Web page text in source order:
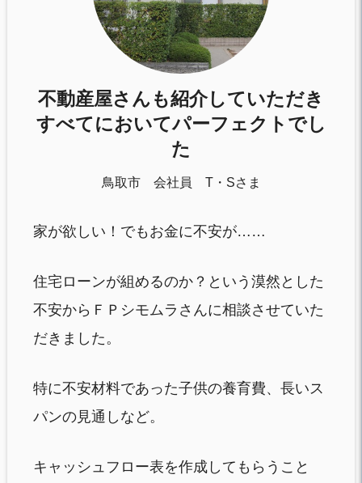
不動産屋さんも紹介していただき
すべてにおいてパーフェクトでし
た
鳥取市 会社員 T・Sさま
家が欲しい！でもお金に不安が……
住宅ローンが組めるのか？という漠然とした
不安からＦＰシモムラさんに相談させていた
だきました。
特に不安材料であった子供の養育費、長いス
パンの見通しなど。
キャッシュフロー表を作成してもらうこと